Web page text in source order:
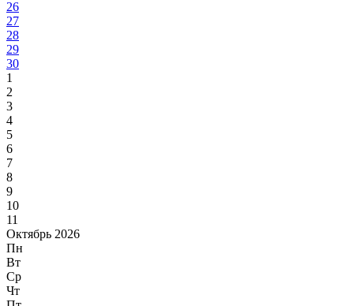
26
27
28
29
30
1
2
3
4
5
6
7
8
9
10
11
Октябрь 2026
Пн
Вт
Ср
Чт